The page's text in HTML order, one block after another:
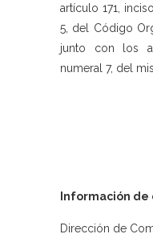
artículo 171,
5, del Código
junto con los
numeral 7, del
Información de
Dirección de